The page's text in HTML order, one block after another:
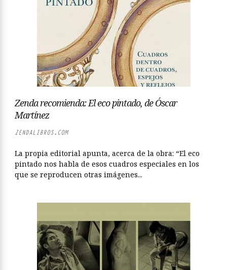
Zenda recomienda: El eco pintado, de Óscar
Martínez
ZENDALIBROS.COM
La propia editorial apunta, acerca de la obra: “El eco
pintado nos habla de esos cuadros especiales en los
que se reproducen otras imágenes...